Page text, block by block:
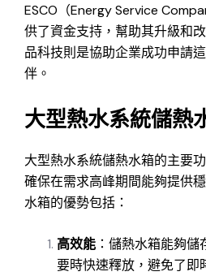
ESCO（Energy Service
供了資金支持，幫助其升級和
品科技則是協助企業成功申請
伴。
大型熱水系統儲熱
大型熱水系統儲熱水箱的主要
確保在需求高峰期間能夠提供
水箱的優勢包括：
高效能 ：儲熱水箱能夠
要時快速釋放，避免了即